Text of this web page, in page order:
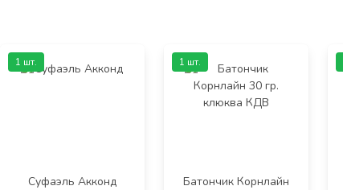
Суфаэль Акконд
1 шт.
Батончик Корнлайн
1 шт.